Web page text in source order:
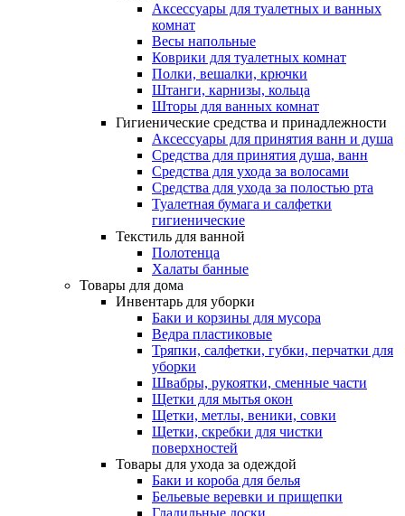
Аксессуары для туалетных и ванных
комнат
Весы напольные
Коврики для туалетных комнат
Полки, вешалки, крючки
Штанги, карнизы, кольца
Шторы для ванных комнат
Гигиенические средства и принадлежности
Аксессуары для принятия ванн и душа
Средства для принятия душа, ванн
Средства для ухода за волосами
Средства для ухода за полостью рта
Туалетная бумага и салфетки
гигиенические
Текстиль для ванной
Полотенца
Халаты банные
Товары для дома
Инвентарь для уборки
Баки и корзины для мусора
Ведра пластиковые
Тряпки, салфетки, губки, перчатки для
уборки
Швабры, рукоятки, сменные части
Щетки для мытья окон
Щетки, метлы, веники, совки
Щетки, скребки для чистки
поверхностей
Товары для ухода за одеждой
Баки и короба для белья
Бельевые веревки и прищепки
Гладильные доски